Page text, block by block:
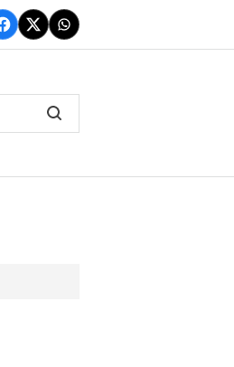
Facebook
TwitterWhatsApp